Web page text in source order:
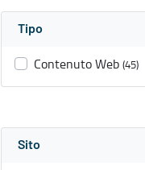
Tipo
Contenuto Web (45)
Sito